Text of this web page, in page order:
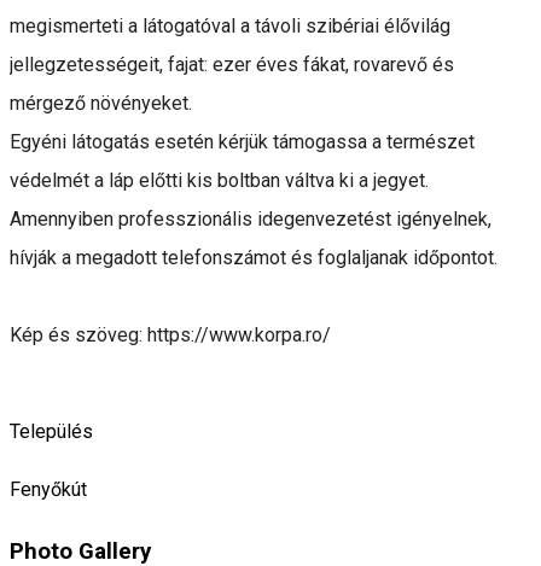
megismerteti a látogatóval a távoli szibériai élővilág
jellegzetességeit, fajat: ezer éves fákat, rovarevő és
mérgező növényeket.
Egyéni látogatás esetén kérjük támogassa a természet
védelmét a láp előtti kis boltban váltva ki a jegyet.
Amennyiben professzionális idegenvezetést igényelnek,
hívják a megadott telefonszámot és foglaljanak időpontot.
Kép és szöveg: https://www.korpa.ro/
Település
Fenyőkút
Photo Gallery